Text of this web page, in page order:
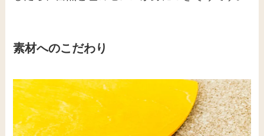
素材へのこだわり